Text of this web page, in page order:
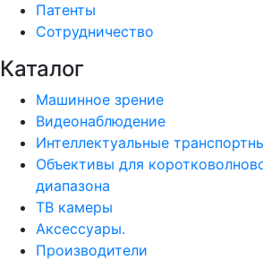
Патенты
Сотрудничество
Каталог
Машинное зрение
Видеонаблюдение
Интеллектуальные
Объективы для
диапазона
ТВ камеры
Аксессуары.
Производители